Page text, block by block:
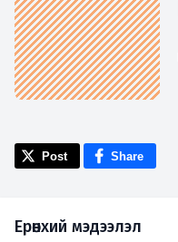
Post Share
Ерөнхий мэдээлэл